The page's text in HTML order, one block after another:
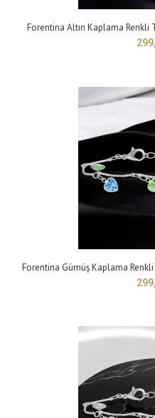
Yapısı: BijuteriMaden
Ayarlanabilir
Forentina Altın Kaplama Renkli
Forentina Gümüş Kaplama